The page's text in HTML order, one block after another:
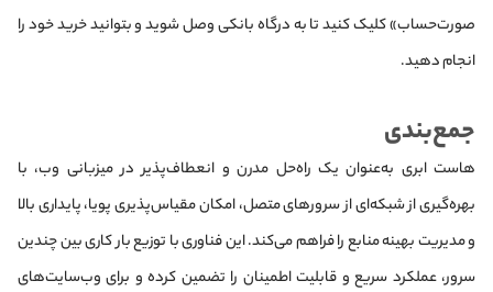
صورت‌حساب» کلیک کنید تا به درگاه بانکی وصل شوید و بتوانید خرید خود را
انجام دهید.
جمع‌بندی
هاست ابری به‌عنوان یک راه‌حل مدرن و انعطاف‌پذیر در میزبانی وب، با
بهره‌گیری از شبکه‌ای از سرورهای متصل، امکان مقیاس‌پذیری پویا، پایداری بالا
و مدیریت بهینه منابع را فراهم می‌کند. این فناوری با توزیع بار کاری بین چندین
سرور، عملکرد سریع و قابلیت اطمینان را تضمین کرده و برای وب‌سایت‌های